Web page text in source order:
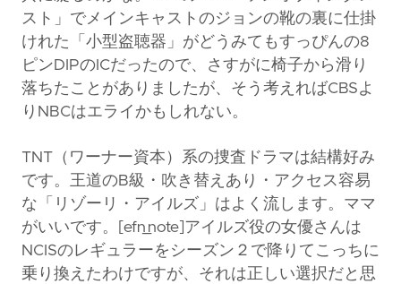
スト」でメインキャストのジョンの靴の裏に仕掛
けれた「小型盗聴器」がどうみてもすっぴんの8
ピンDIPのICだったので、さすがに椅子から滑り
落ちたことがありましたが、そう考えればCBSよ
りNBCはエライかもしれない。
TNT（ワーナー資本）系の捜査ドラマは結構好み
です。王道のB級・吹き替えあり・アクセス容易
な「リゾーリ・アイルズ」はよく流します。ママ
がいいです。[efn_note]アイルズ役の女優さんは
NCISのレギュラーをシーズン２で降りてこっちに
乗り換えたわけですが、それは正しい選択だと思